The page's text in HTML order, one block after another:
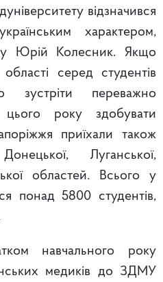
відзначився
характером,
Юрій Колесник. Якщо
серед студентів
переважно
цього року здобувати
приїхали також
Луганської,
областей. Всього у
понад 5800 студентів,
навчального року
медиків до ЗДМУ